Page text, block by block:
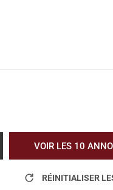
VOIR LES 10
RÉINITIALISER